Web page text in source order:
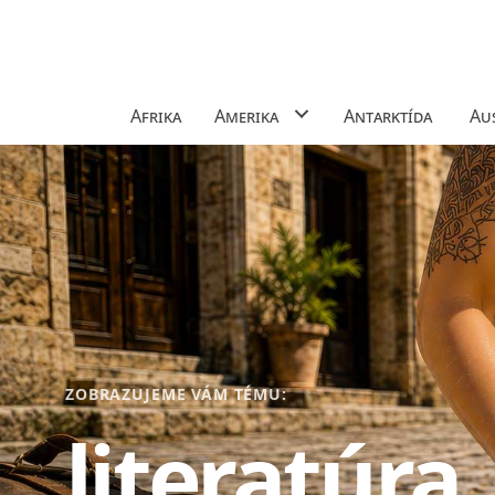
Afrika Amerika Antarktída
ZOBRAZUJEME VÁM TÉMU: